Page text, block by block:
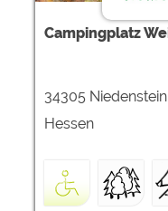
Campingplatz
34305
Hessen